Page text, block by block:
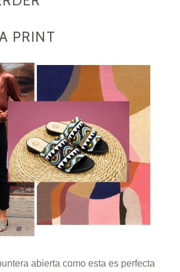
PRINT
abierta como esta es perfecta